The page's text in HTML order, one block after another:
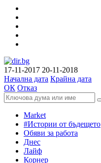
17-11-2017 20-11-2018
Начална дата Крайна дата
ОК Отказ
Market
#Истории от бъдещето
Обяви за работа
Днес
Лайф
Корнер